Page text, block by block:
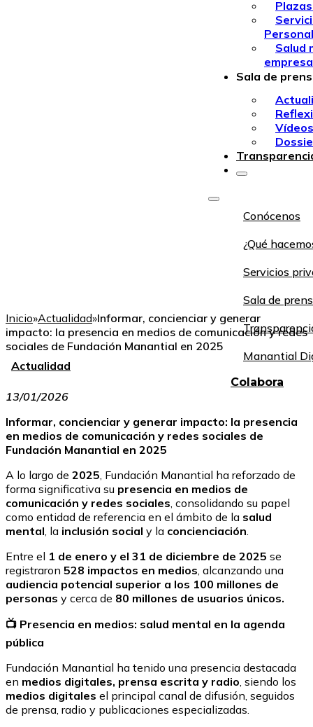
Personal
Salud
empresa
Sala de
Vídeos
Conócenos
¿Qué
Servicios
Sala de
Manantial
Colabora
Inicio»Actualidad»Informar, concienciar y generar
impacto: la presencia en medios de comunicación y redes
sociales de Fundación Manantial en 2025
Actualidad
13/01/2026
Informar, concienciar y generar impacto: la presencia
en medios de comunicación y redes sociales de
Fundación Manantial en 2025
A lo largo de 2025, Fundación Manantial ha reforzado de
forma significativa su presencia en medios de
comunicación y redes sociales, consolidando su papel
como entidad de referencia en el ámbito de la salud
mental, la inclusión social y la concienciación.
Entre el 1 de enero y el 31 de diciembre de 2025 se
registraron 528 impactos en medios, alcanzando una
audiencia potencial superior a los 100 millones de
personas y cerca de 80 millones de usuarios únicos.
📺 Presencia en medios: salud mental en la agenda
pública
Fundación Manantial ha tenido una presencia destacada
en medios digitales, prensa escrita y radio, siendo los
medios digitales el principal canal de difusión, seguidos
de prensa, radio y publicaciones especializadas.